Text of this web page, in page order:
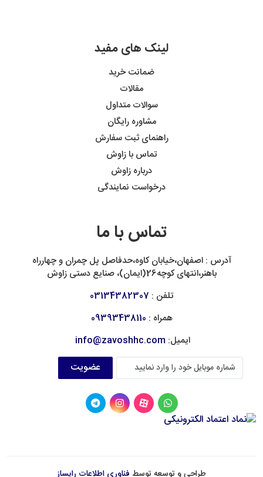
لینک های مفید
ضمانت خرید
مقالات
سوالات متداول
مشاوره رایگان
راهنمای ثبت سفارش
تماس با زاوش
درباره زاوش
درخواست نمایندگی
تماس با ما
آدرس : اصفهان،خیابان کاوه،حدفاصل پل چمران و چهارراه
باهنر،انتهای کوچه26(ایمان)، صنایع دستی زاوش
تلفن : 03134382307
همراه : 09393438110
ایمیل: info@zavoshhc.com
عضویت